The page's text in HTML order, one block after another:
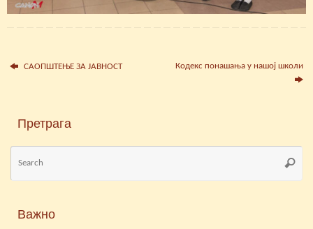
САОПШТЕЊЕ ЗА ЈАВНОСТ Кодекс понашања у нашој школи
Претрага
Важно